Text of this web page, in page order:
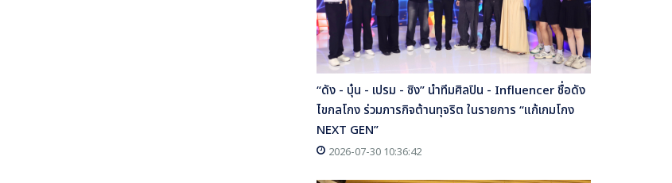
“ดัง - บุ๋น - เปรม - ซิง” นำทีมศิลปิน - Influencer ชื่อดัง
ไขกลโกง ร่วมภารกิจต้านทุจริต ในรายการ “แก้เกมโกง
NEXT GEN”
2026-07-30 10:36:42